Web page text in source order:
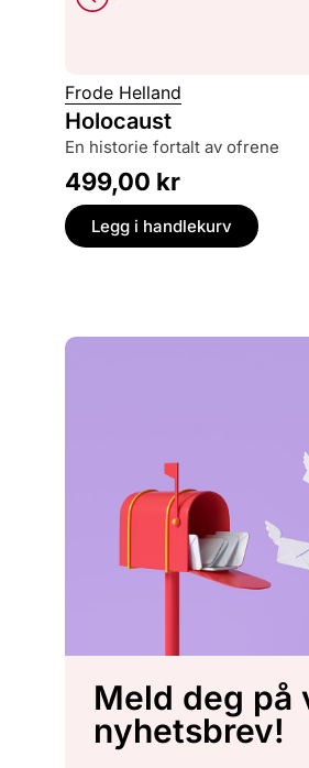
Frode Helland
Holocaust
en historie fortalt av ofrene
499,00 kr
Legg i handlekurv
Meld deg på
nyhetsbrev!